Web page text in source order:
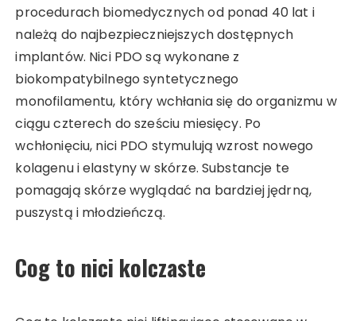
procedurach biomedycznych od ponad 40 lat i
należą do najbezpieczniejszych dostępnych
implantów. Nici PDO są wykonane z
biokompatybilnego syntetycznego
monofilamentu, który wchłania się do organizmu w
ciągu czterech do sześciu miesięcy. Po
wchłonięciu, nici PDO stymulują wzrost nowego
kolagenu i elastyny w skórze. Substancje te
pomagają skórze wyglądać na bardziej jędrną,
puszystą i młodzieńczą.
Cog to nici kolczaste